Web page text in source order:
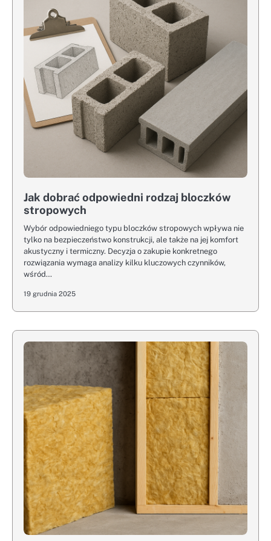
Jak dobrać odpowiedni rodzaj bloczków
stropowych
Wybór odpowiedniego typu bloczków stropowych wpływa nie
tylko na bezpieczeństwo konstrukcji, ale także na jej komfort
akustyczny i termiczny. Decyzja o zakupie konkretnego
rozwiązania wymaga analizy kilku kluczowych czynników,
wśród…
19 grudnia 2025